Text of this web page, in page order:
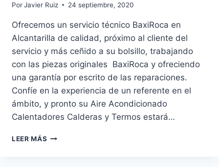
PorJavier Ruiz 24 septiembre, 2020
Ofrecemos un servicio técnico BaxiRoca en
Alcantarilla de calidad, próximo al cliente del
servicio y más ceñido a su bolsillo, trabajando
con las piezas originales BaxiRoca y ofreciendo
una garantía por escrito de las reparaciones.
Confíe en la experiencia de un referente en el
ámbito, y pronto su Aire Acondicionado
Calentadores Calderas y Termos estará…
LEER MÁS SERVICIO